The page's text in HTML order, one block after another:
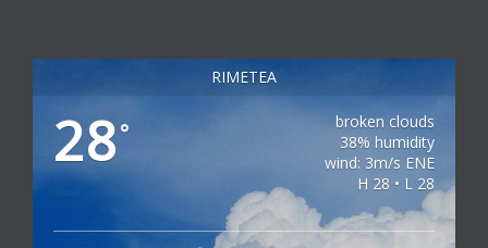
RIMETEA
28°
broken clouds
38% humidity
wind: 3m/s ENE
H 28 • L 28